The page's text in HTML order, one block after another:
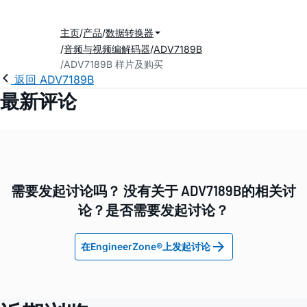
主页 产品 数据转换器
音频与视频编解码器 ADV7189B
ADV7189B 样片及购买
返回 ADV7189B
最新评论
需要发起讨论吗？ 没有关于 ADV7189B的相关讨
论？是否需要发起讨论？
在EngineerZone®上发起讨论